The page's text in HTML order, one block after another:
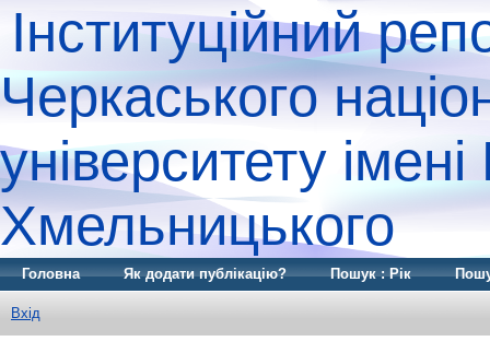
Інституційний
Черкаського
університету
Хмельницького
Головна Як додати публікацію? Пошук : Рік
Вхід